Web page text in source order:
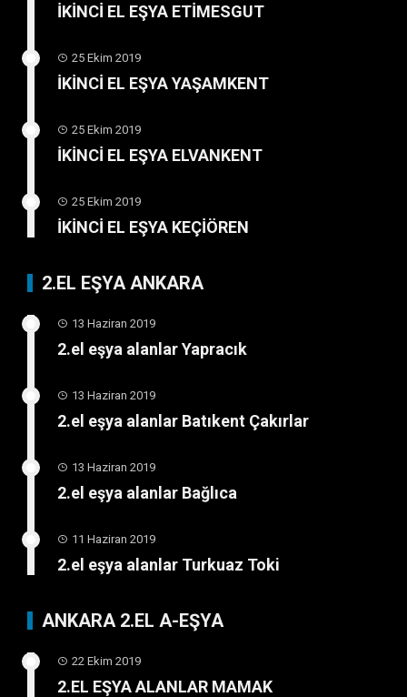
İKİNCİ EL EŞYA ETİMESGUT
25 Ekim 2019
İKİNCİ EL EŞYA YAŞAMKENT
25 Ekim 2019
İKİNCİ EL EŞYA ELVANKENT
25 Ekim 2019
İKİNCİ EL EŞYA KEÇİÖREN
2.EL EŞYA ANKARA
13 Haziran 2019
2.el eşya alanlar Yapracık
13 Haziran 2019
2.el eşya alanlar Batıkent Çakırlar
13 Haziran 2019
2.el eşya alanlar Bağlıca
11 Haziran 2019
2.el eşya alanlar Turkuaz Toki
ANKARA 2.EL A-EŞYA
22 Ekim 2019
2.EL EŞYA ALANLAR MAMAK